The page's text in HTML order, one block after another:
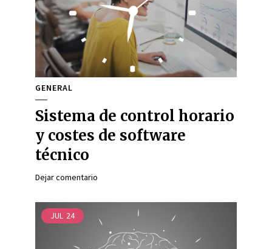
GENERAL
Sistema de control horario
y costes de software
técnico
Dejar comentario
JUL 24